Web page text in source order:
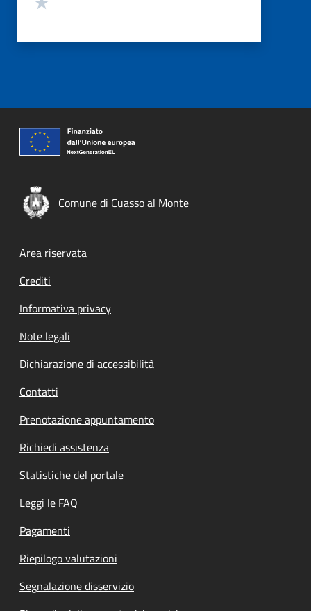
Comune di Cuasso al Monte
Footer menu
Area riservata
Crediti
Informativa privacy
Note legali
Dichiarazione di accessibilità
Contatti
Prenotazione appuntamento
Richiedi assistenza
Statistiche del portale
Leggi le FAQ
Pagamenti
Riepilogo valutazioni
Segnalazione disservizio